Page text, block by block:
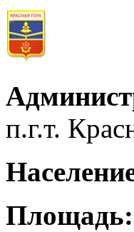
п.г.т.
Площадь: